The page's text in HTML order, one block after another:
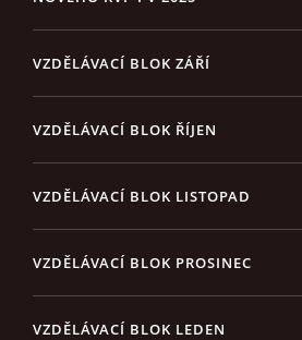
VZDĚLÁVACÍ BLOK ZÁŘÍ
VZDĚLÁVACÍ BLOK ŘÍJEN
VZDĚLÁVACÍ BLOK LISTOPAD
VZDĚLÁVACÍ BLOK PROSINEC
VZDĚLÁVACÍ BLOK LEDEN